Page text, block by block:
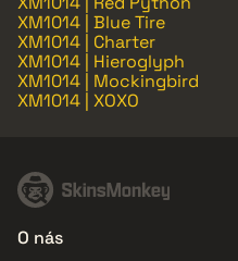
XM1014 | Blue Tire
XM1014 | Charter
XM1014 | Hieroglyph
XM1014 | Mockingbird
XM1014 | XOXO
O nás